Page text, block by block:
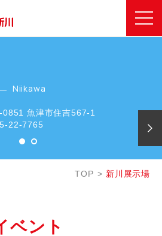
Niikawa
0851魚津市住吉567-1
22-7765
TOP 新川展示場
ベント